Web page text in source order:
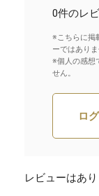
0件のレ
※こちらに掲
ーではありま
※個人の感想
せん。
ロ
レビューはあり